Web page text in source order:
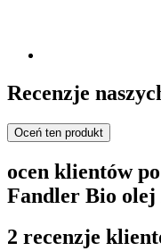
Recenzje
Oceń ten produkt
ocen klientów
Fandler Bio
2 recenzje